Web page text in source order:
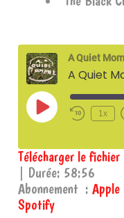
A Quiet
Play
Episode
1x
Apple Podcasts
RSS
SHARE
LINK
Télécharger le fichier
Durée: 58:56
Abonnement : Apple
Spotify